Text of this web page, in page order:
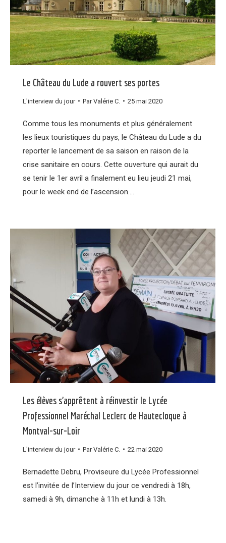
Le Château du Lude a rouvert ses portes
L'interview du jour ParValérie C. 25 mai 2020
Comme tous les monuments et plus généralement
les lieux touristiques du pays, le Château du Lude a du
reporter le lancement de sa saison en raison de la
crise sanitaire en cours. Cette ouverture qui aurait du
se tenir le 1er avril a finalement eu lieu jeudi 21 mai,
pour le week end de l’ascension.…
Les élèves s’apprêtent à réinvestir le Lycée
Professionnel Maréchal Leclerc de Hautecloque à
Montval-sur-Loir
L'interview du jour ParValérie C. 22 mai 2020
Bernadette Debru, Proviseure du Lycée Professionnel
est l’invitée de l’Interview du jour ce vendredi à 18h,
samedi à 9h, dimanche à 11h et lundi à 13h.